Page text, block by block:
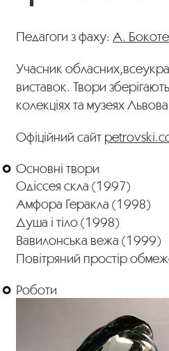
Педагоги з фаху: А.
Учасник
виставок. Твори
колекціях та музеях
Офіційний сайт
Основні твори
Одіссея скла (1997)
Амфора Геракла (1998)
Душа і тіло (1998)
Вавилонська вежа (1999)
Повітряний простір
Роботи